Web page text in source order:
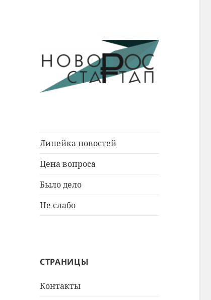
Линейка новостей
Цена вопроса
Было дело
Не слабо
СТРАНИЦЫ
Контакты